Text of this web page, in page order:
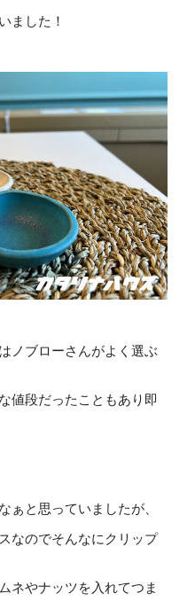
ました！
はノブローさんがよく選ぶ
値段だったこともあり即
ぁと思っていましたが、
なのでそんなにクリップ
ネやナッツを入れてつま